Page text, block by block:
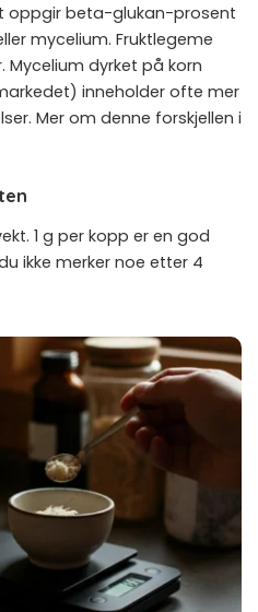
oppgir beta-glukan-prosent
mycelium. Fruktlegeme
Mycelium dyrket på korn
inneholder ofte mer
Mer om denne forskjellen i
1 g per kopp er en god
ikke merker noe etter 4